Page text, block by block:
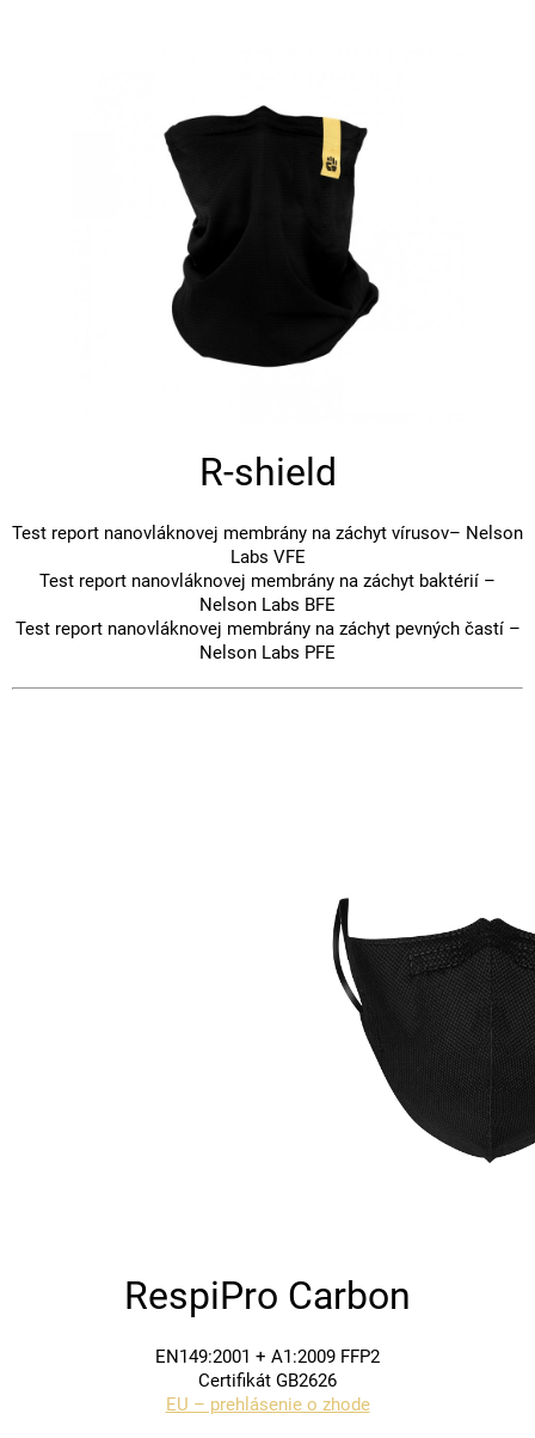
R-shield
Test report nanovláknovej membrány na záchyt vírusov– Nelson
Labs VFE
Test report nanovláknovej membrány na záchyt baktérií –
Nelson Labs BFE
Test report nanovláknovej membrány na záchyt pevných častí –
Nelson Labs PFE
RespiPro Carbon
EN149:2001 + A1:2009 FFP2
Certifikát GB2626
EU – prehlásenie o zhode